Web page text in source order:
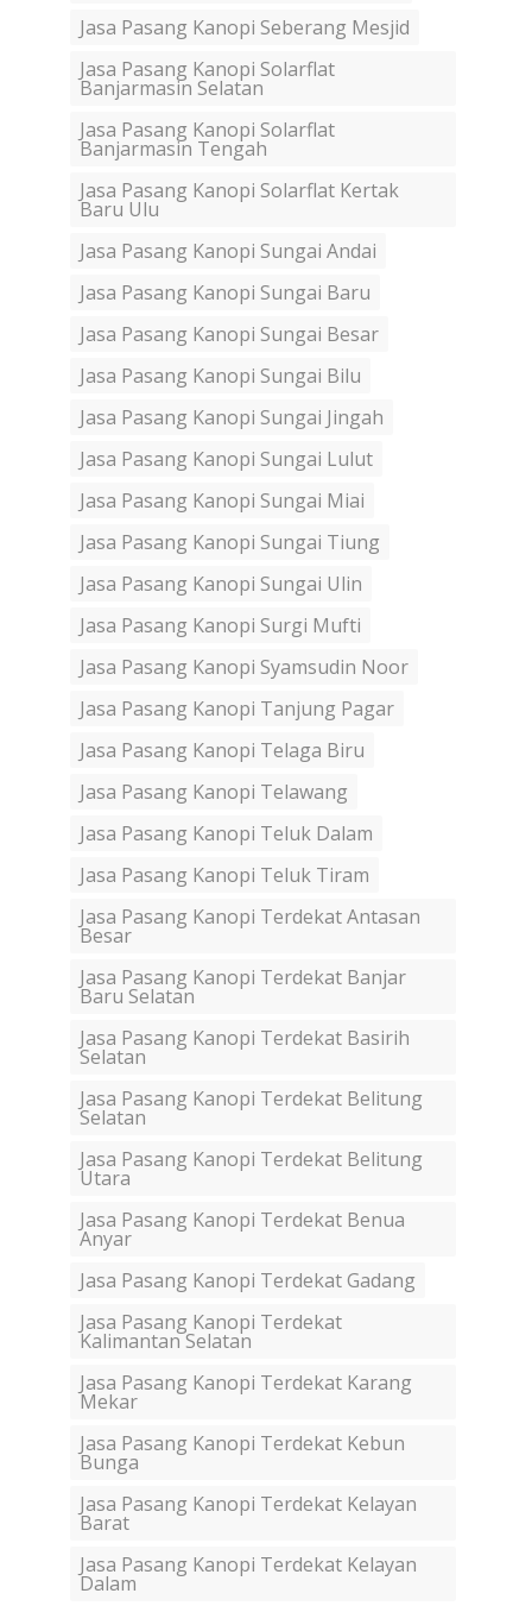
Jasa Pasang Kanopi Seberang Mesjid
Jasa Pasang Kanopi Solarflat
Banjarmasin Selatan
Jasa Pasang Kanopi Solarflat
Banjarmasin Tengah
Jasa Pasang Kanopi Solarflat Kertak
Baru Ulu
Jasa Pasang Kanopi Sungai Andai
Jasa Pasang Kanopi Sungai Baru
Jasa Pasang Kanopi Sungai Besar
Jasa Pasang Kanopi Sungai Bilu
Jasa Pasang Kanopi Sungai Jingah
Jasa Pasang Kanopi Sungai Lulut
Jasa Pasang Kanopi Sungai Miai
Jasa Pasang Kanopi Sungai Tiung
Jasa Pasang Kanopi Sungai Ulin
Jasa Pasang Kanopi Surgi Mufti
Jasa Pasang Kanopi Syamsudin Noor
Jasa Pasang Kanopi Tanjung Pagar
Jasa Pasang Kanopi Telaga Biru
Jasa Pasang Kanopi Telawang
Jasa Pasang Kanopi Teluk Dalam
Jasa Pasang Kanopi Teluk Tiram
Jasa Pasang Kanopi Terdekat Antasan
Besar
Jasa Pasang Kanopi Terdekat Banjar
Baru Selatan
Jasa Pasang Kanopi Terdekat Basirih
Selatan
Jasa Pasang Kanopi Terdekat Belitung
Selatan
Jasa Pasang Kanopi Terdekat Belitung
Utara
Jasa Pasang Kanopi Terdekat Benua
Anyar
Jasa Pasang Kanopi Terdekat Gadang
Jasa Pasang Kanopi Terdekat
Kalimantan Selatan
Jasa Pasang Kanopi Terdekat Karang
Mekar
Jasa Pasang Kanopi Terdekat Kebun
Bunga
Jasa Pasang Kanopi Terdekat Kelayan
Barat
Jasa Pasang Kanopi Terdekat Kelayan
Dalam